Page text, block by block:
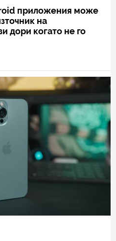
приложения може
на
дори когато не го